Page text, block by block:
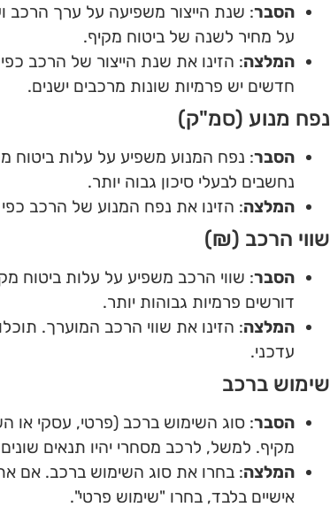
הסבר: שנת הייצור משפיעה על ערך הרכב
על מחיר לשנה של ביטוח מקיף.
המלצה: הזינו את שנת הייצור של הרכב
חדשים יש פרמיות שונות מרכבים ישנים.
נפח מנוע (סמ"ק)
הסבר: נפח המנוע משפיע על עלות ביטוח
נחשבים לבעלי סיכון גבוה יותר.
המלצה: הזינו את נפח המנוע של הרכב כפי
שווי הרכב (₪)
הסבר: שווי הרכב משפיע על עלות ביטוח
דורשים פרמיות גבוהות יותר.
המלצה: הזינו את שווי הרכב המוערך.
עדכני.
שימוש ברכב
הסבר: סוג השימוש ברכב (פרטי, עסקי או
מקיף. למשל, לרכב מסחרי יהיו תנאים
המלצה: בחרו את סוג השימוש ברכב. אם
אישיים בלבד, בחרו "שימוש פרטי".